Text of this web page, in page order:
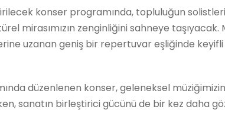
konser programında, topluluğun
mirasımızın zenginliğini sahneye taşıyacak.
uzanan geniş bir repertuvar eşliğinde
düzenlenen konser, geleneksel
sanatın birleştirici gücünü de bir kez daha